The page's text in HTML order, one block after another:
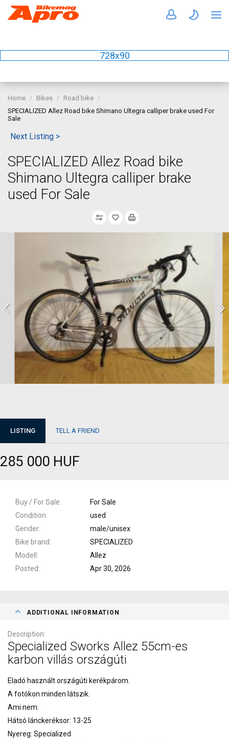
728x90
Home Bikes
Road bike
SPECIALIZED Allez Road bike Shimano Ultegra calliper brake used For
Sale
Next Listing >
SPECIALIZED Allez Road bike
Shimano Ultegra calliper brake
used For Sale
LISTING TELL A FRIEND
285 000 HUF
Buy / For Sale
For Sale
Condition
used
Gender
male/unisex
Bike brand
SPECIALIZED
Modell
Allez
Posted
Apr 30, 2026
ADDITIONAL INFORMATION
Description
Specialized Sworks Allez 55cm-es
karbon villás országúti
Eladó használt országúti kerékpárom.
A fotókon minden látszik.
Ami nem:
Hátsó lánckeréksor: 13-25
Nyereg: Specialized